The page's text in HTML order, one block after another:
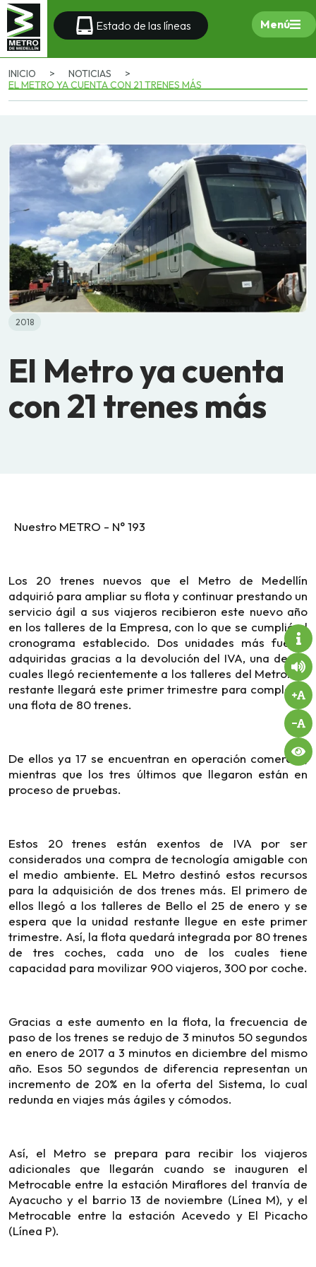
Estado de las líneas Menú
INICIO > NOTICIAS
>
EL METRO YA CUENTA CON 21 TRENES MÁS
2018
El Metro ya cuenta
con 21 trenes más
Nuestro METRO - N° 193
Los 20 trenes nuevos que el Metro de Medellín
adquirió para ampliar su flota y continuar prestando un
servicio ágil a sus viajeros recibieron este nuevo año
en los talleres de la Empresa, con lo que se cumplió el
cronograma establecido. Dos unidades más fueron
adquiridas gracias a la devolución del IVA, una de las
cuales llegó recientemente a los talleres del Metro. La
restante llegará este primer trimestre para completar
una flota de 80 trenes.
De ellos ya 17 se encuentran en operación comercial,
mientras que los tres últimos que llegaron están en
proceso de pruebas.
Estos 20 trenes están exentos de IVA por ser
considerados una compra de tecnología amigable con
el medio ambiente. EL Metro destinó estos recursos
para la adquisición de dos trenes más. El primero de
ellos llegó a los talleres de Bello el 25 de enero y se
espera que la unidad restante llegue en este primer
trimestre. Así, la flota quedará integrada por 80 trenes
de tres coches, cada uno de los cuales tiene
capacidad para movilizar 900 viajeros, 300 por coche.
Gracias a este aumento en la flota, la frecuencia de
paso de los trenes se redujo de 3 minutos 50 segundos
en enero de 2017 a 3 minutos en diciembre del mismo
año. Esos 50 segundos de diferencia representan un
incremento de 20% en la oferta del Sistema, lo cual
redunda en viajes más ágiles y cómodos.
Así, el Metro se prepara para recibir los viajeros
adicionales que llegarán cuando se inauguren el
Metrocable entre la estación Miraflores del tranvía de
Ayacucho y el barrio 13 de noviembre (Línea M), y el
Metrocable entre la estación Acevedo y El Picacho
(Línea P).